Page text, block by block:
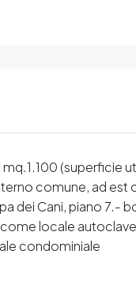
(superficie
comune, ad est
dei Cani, piano 7.-
locale
condominiale